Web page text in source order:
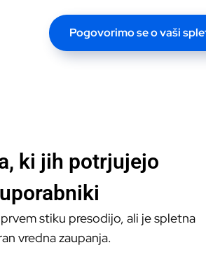
Pogovorimo se o vaši
ki jih potrjujejo
uporabniki
stiku presodijo, ali je spletna
vredna zaupanja.